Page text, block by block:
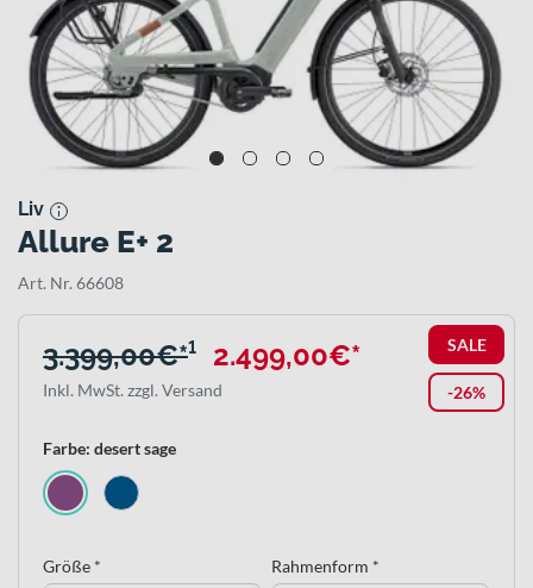
Liv
Allure E+ 2
Art. Nr. 66608
SALE
-26%
3.399,00€*¹ 2.499,00€*
Inkl. MwSt. zzgl. Versand
Farbe: desert sage
Größe * Rahmenform *